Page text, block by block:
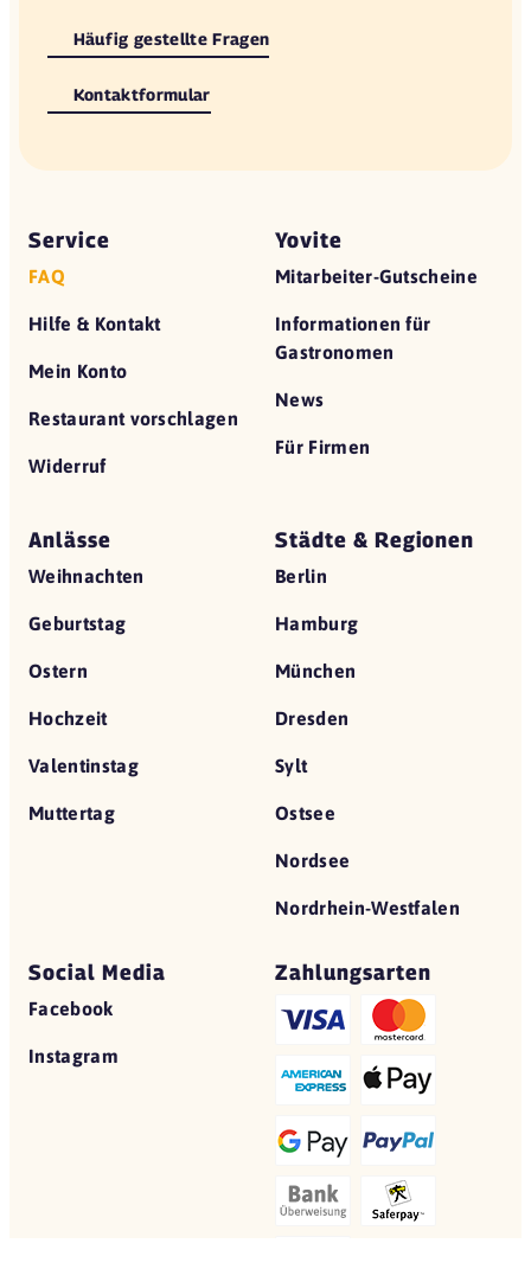
Häufig gestellte Fragen
Kontaktformular
Service
FAQ
Hilfe & Kontakt
Mein Konto
Restaurant vorschlagen
Widerruf
Yovite
Mitarbeiter-Gutscheine
Informationen für
Gastronomen
News
Für Firmen
Anlässe
Weihnachten
Geburtstag
Ostern
Hochzeit
Valentinstag
Muttertag
Städte & Regionen
Berlin
Hamburg
München
Dresden
Sylt
Ostsee
Nordsee
Nordrhein-Westfalen
Social Media
Facebook
Instagram
Zahlungsarten